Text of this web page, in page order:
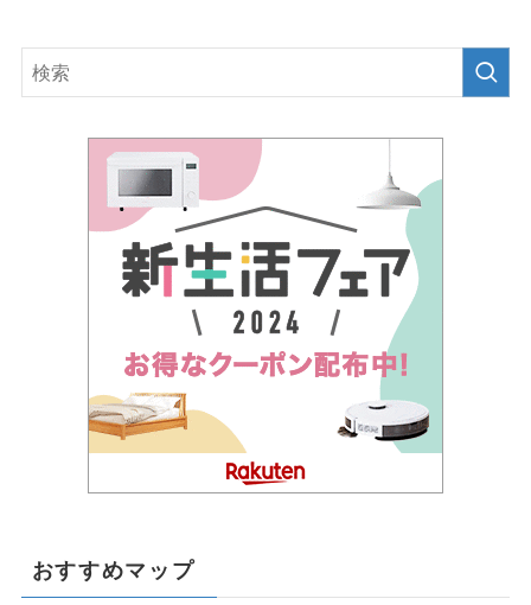
おすすめマップ